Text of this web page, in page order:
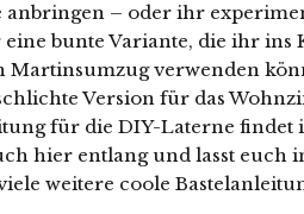
anbringen – oder ihr
bunte Variante, die ihr ins
Martinsumzug verwenden
Version für das
für die DIY-Laterne findet
hier entlang und lasst euch
weitere coole